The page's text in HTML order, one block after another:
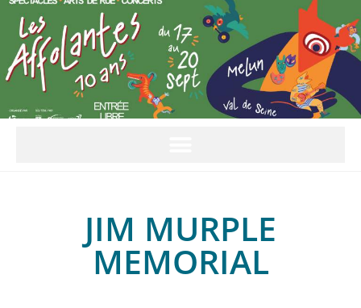
JIM MURPLE
MEMORIAL